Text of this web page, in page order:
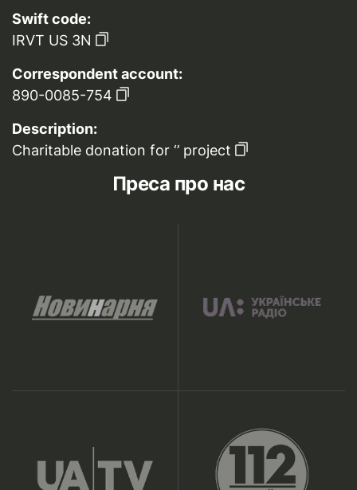
Swift code:
IRVT US 3N
Correspondent account:
890-0085-754
Description:
Charitable donation for ‘’ project
Преса про нас